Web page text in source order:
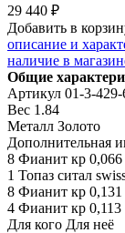
29 440 ₽
Добавить в
описание и
наличие в
Общие
Артикул 01-3-429-
Вес 1.84
Металл Золото
Дополнительная
8 Фианит кр 0,066
1 Топаз ситал
8 Фианит кр 0,131
4 Фианит кр 0,113
Для кого Для неё